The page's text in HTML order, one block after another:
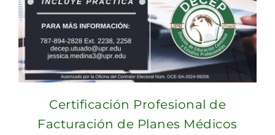
Certificación Profesional de
Facturación de Planes Médicos